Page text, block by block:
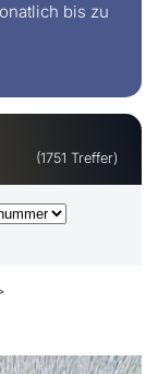
bis zu
(1751 Treffer)
>